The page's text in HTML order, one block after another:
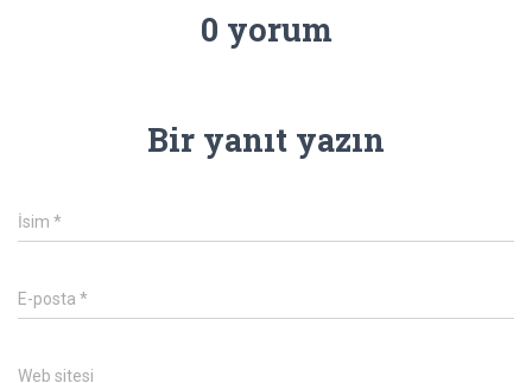
0 yorum
Bir yanıt yazın
İsim *
E-posta *
Web sitesi